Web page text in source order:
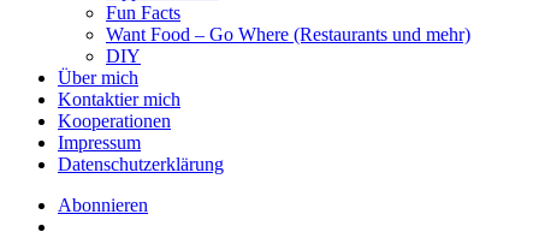
Fun Facts
Want Food – Go Where (Restaurants und mehr)
DIY
Über mich
Kontaktier mich
Kooperationen
Impressum
Datenschutzerklärung
Abonnieren